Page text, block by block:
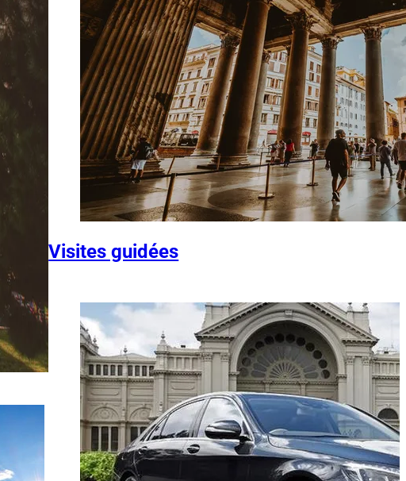
Visites guidées